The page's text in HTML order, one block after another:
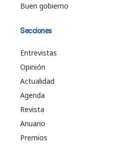
Buen gobierno
Secciones
Entrevistas
Opinión
Actualidad
Agenda
Revista
Anuario
Premios